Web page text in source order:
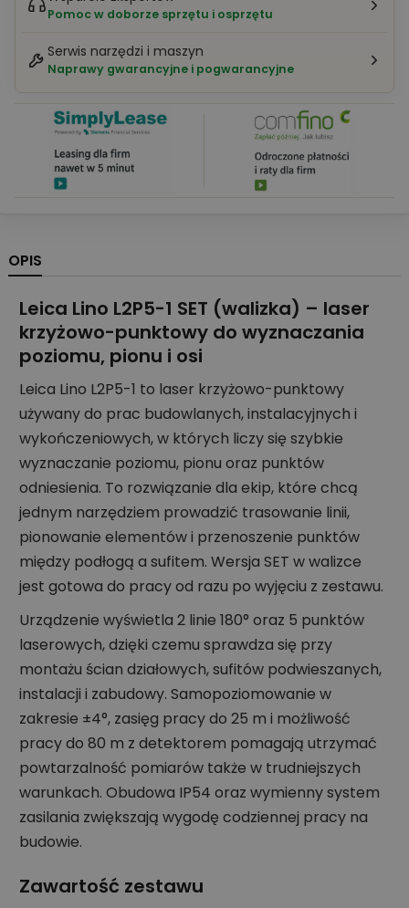
Pomoc w doborze sprzętu i osprzętu
Serwis narzędzi i maszyn
Naprawy gwarancyjne i pogwarancyjne
OPIS
Leica Lino L2P5-1 SET (walizka) – laser
krzyżowo-punktowy do wyznaczania
poziomu, pionu i osi
Leica Lino L2P5-1 to laser krzyżowo-punktowy
używany do prac budowlanych, instalacyjnych i
wykończeniowych, w których liczy się szybkie
wyznaczanie poziomu, pionu oraz punktów
odniesienia. To rozwiązanie dla ekip, które chcą
jednym narzędziem prowadzić trasowanie linii,
pionowanie elementów i przenoszenie punktów
między podłogą a sufitem. Wersja SET w walizce
jest gotowa do pracy od razu po wyjęciu z zestawu.
Urządzenie wyświetla 2 linie 180° oraz 5 punktów
laserowych, dzięki czemu sprawdza się przy
montażu ścian działowych, sufitów podwieszanych,
instalacji i zabudowy. Samopoziomowanie w
zakresie ±4°, zasięg pracy do 25 m i możliwość
pracy do 80 m z detektorem pomagają utrzymać
powtarzalność pomiarów także w trudniejszych
warunkach. Obudowa IP54 oraz wymienny system
zasilania zwiększają wygodę codziennej pracy na
budowie.
Zawartość zestawu